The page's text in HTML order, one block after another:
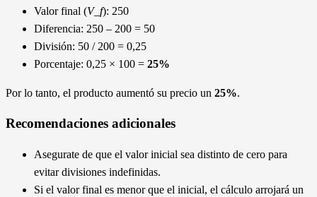
Valor final (V_f): 250
Diferencia: 250 – 200 = 50
División: 50 / 200 = 0,25
Porcentaje: 0,25 × 100 = 25%
Por lo tanto, el producto aumentó su precio un 25%.
Recomendaciones adicionales
Asegurate de que el valor inicial sea distinto de cero para
evitar divisiones indefinidas.
Si el valor final es menor que el inicial, el cálculo arrojará un